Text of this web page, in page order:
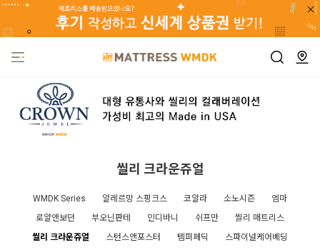
씰리 크라운쥬얼
WMDK Series 알레르망 스핑크스 코알라 소노시즌
엠마
로얄앤보던
부오닌판테 인디바니 쉬프만
씰리 매트리스
씰리 크라운쥬얼
스턴스앤포스터 템퍼페딕
스파이널케어베딩